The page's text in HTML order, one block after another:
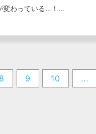
変わっている…！…
8 9 10 ...